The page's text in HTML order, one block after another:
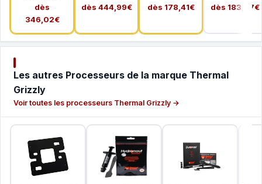
dès
346,02€
dès 444,99€ dès 178,41€ dès 183,37€
Les autres Processeurs de la marque Thermal
Grizzly
Voir toutes les processeurs Thermal Grizzly →